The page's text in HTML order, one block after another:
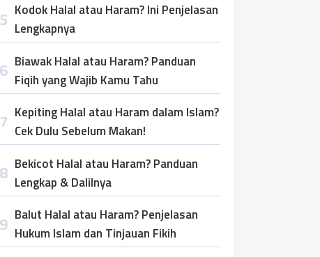
Kodok Halal atau Haram? Ini Penjelasan
Lengkapnya
Biawak Halal atau Haram? Panduan
Fiqih yang Wajib Kamu Tahu
Kepiting Halal atau Haram dalam Islam?
Cek Dulu Sebelum Makan!
Bekicot Halal atau Haram? Panduan
Lengkap & Dalilnya
Balut Halal atau Haram? Penjelasan
Hukum Islam dan Tinjauan Fikih